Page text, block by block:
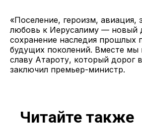
«Поселение, героизм, авиация,
любовь к Иерусалиму — новый
сохранение наследия прошлых
будущих поколений. Вместе
славу Атароту, который дорог
заключил премьер-министр.
Читайте также